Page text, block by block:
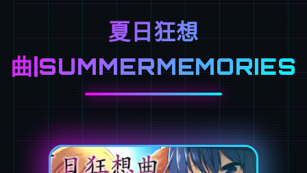
夏日狂想
曲|SUMMERMEMORIES